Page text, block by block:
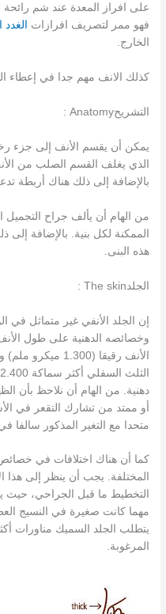
على افراز المعدة عند شم رائحة
فهو ممر لتصريف افرازات
الغدد
الخارج.
كذلك الانف مهم جدا في إعطاء
التشريحAnatomy :
يمكن أن يقسم الأنف إلى جزء
الذي يغلف القسم الصلب من
بالإضافة إلى ذلك هناك أربطة
من الهام أن يألف جراح التجميل
الممكنة لكل بنية. بالإضافة إلى
هذه البنى.
الجلدThe skin :
إن الجلد الأنفي غير متماثل في
وخصائصه الدهنية على طول
الأنف رقيقا
دهنية. من الهام أن نلاحظ بأن
أو ممتد من تشارك التقعر في
متحدا مع التغير المذكور سالفا
كما أن هناك اختلافات في خصائص
المختلفة. يجب أن ينظر إلى هذا
التخطيط ما قبل الجراحي، حيث
مهما كانت صغيرة في النسيج
يتطلب الجلد السميك مناورات
المرغوبة.